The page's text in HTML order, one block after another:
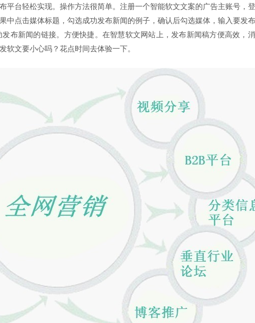
平台轻松实现。操作方法很简单。注册一个智能软文文案的广告主账号，
中点击媒体标题，勾选成功发布新闻的例子，确认后勾选媒体，输入要发
布新闻的链接。方便快捷。在智慧软文网站上，发布新闻稿方便高效，
软文要小心吗？花点时间去体验一下。